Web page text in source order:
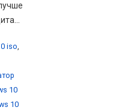
iso,
10
10